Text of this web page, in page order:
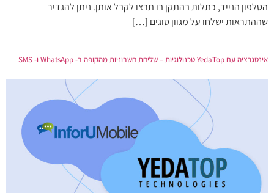
הטלפון הנייד, כתלות בהתקן בו תרצו לקבל אותן. ניתן להגדיר
שההתראות ישלחו על מגוון סוגים […]
אינטגרציה עם YedaTop טכנולוגיות – שליחת חשבוניות מהקופה ב- WhatsApp ו- SMS